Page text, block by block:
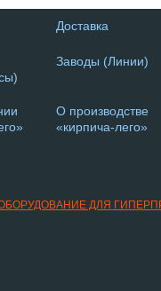
Доставка
Заводы (Линии)
О производстве
«кирпича-лего»
ДЛЯ